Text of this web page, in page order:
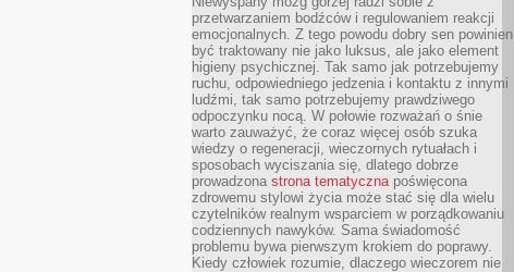
przetwarzaniem bodźców i regulowaniem reakcji
emocjonalnych. Z tego powodu dobry sen powinien
być traktowany nie jako luksus, ale jako element
higieny psychicznej. Tak samo jak potrzebujemy
ruchu, odpowiedniego jedzenia i kontaktu z innymi
ludźmi, tak samo potrzebujemy prawdziwego
odpoczynku nocą. W połowie rozważań o śnie
warto zauważyć, że coraz więcej osób szuka
wiedzy o regeneracji, wieczornych rytuałach i
sposobach wyciszania się, dlatego dobrze
prowadzona strona tematycznapoświęcona
zdrowemu stylowi życia może stać się dla wielu
czytelników realnym wsparciem w porządkowaniu
codziennych nawyków. Sama świadomość
problemu bywa pierwszym krokiem do poprawy.
Kiedy człowiek rozumie, dlaczego wieczorem nie